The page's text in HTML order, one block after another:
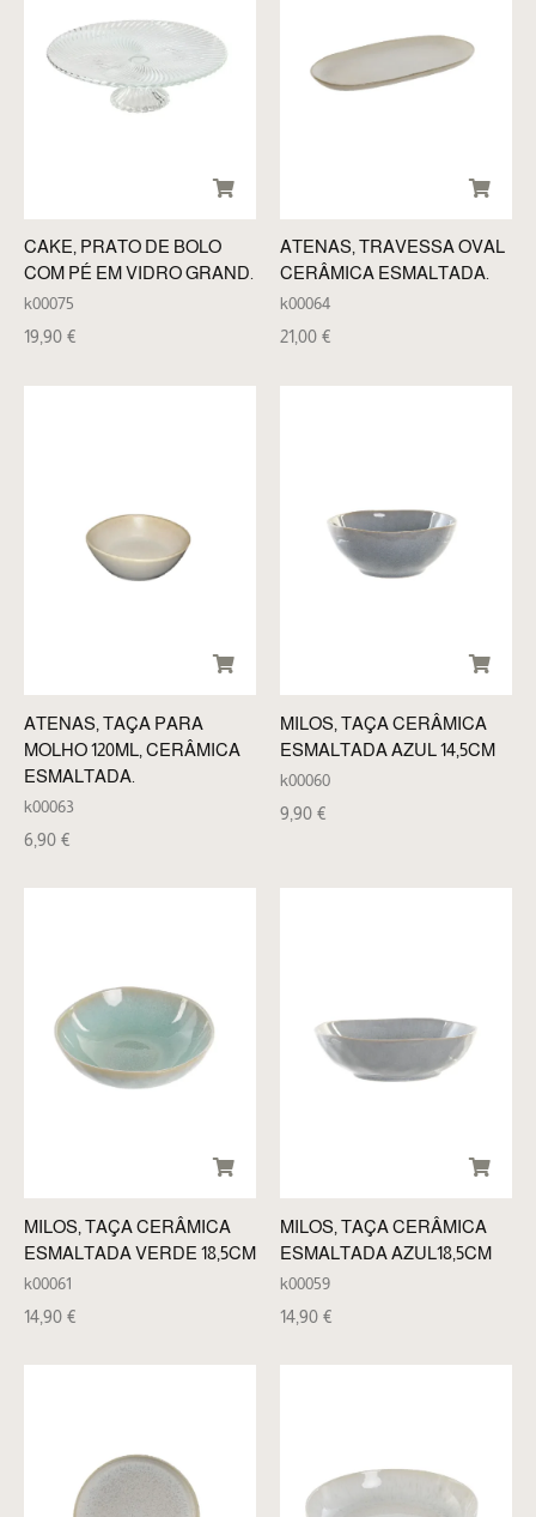
CAKE, PRATO DE BOLO
COM PÉ EM VIDRO GRAND.
k00075
19,90 €
ATENAS, TRAVESSA OVAL
CERÂMICA ESMALTADA.
k00064
21,00 €
ATENAS, TAÇA PARA
MOLHO 120ML, CERÂMICA
ESMALTADA.
k00063
6,90 €
MILOS, TAÇA CERÂMICA
ESMALTADA AZUL 14,5CM
k00060
9,90 €
MILOS, TAÇA CERÂMICA
ESMALTADA VERDE 18,5CM
k00061
14,90 €
MILOS, TAÇA CERÂMICA
ESMALTADA AZUL18,5CM
k00059
14,90 €